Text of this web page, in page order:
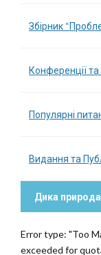
Збірник
Конференції та
Популярні
Видання та
Дика
Error type: "Too
exceeded for